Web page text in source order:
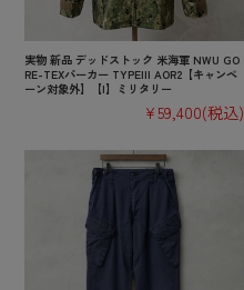
実物 新品 デッドストック 米海軍 NWU GO
RE-TEXパーカー TYPEIII AOR2【キャンペ
ーン対象外】【I】ミリタリー
¥59,400(税込)